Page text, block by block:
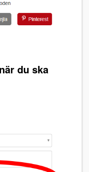
du ska